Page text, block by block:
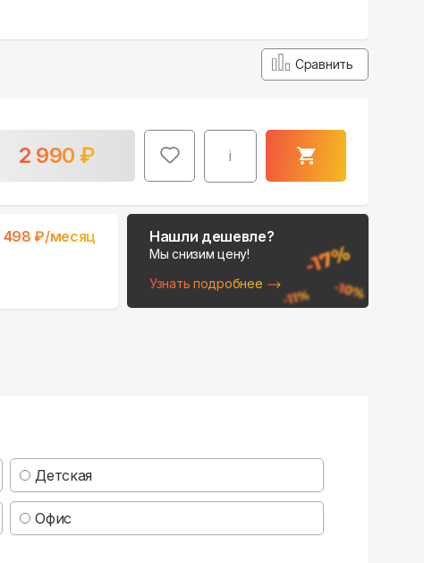
Сравнить
2 990 ₽ i
498 ₽/месяц Нашли дешевле?
Мы снизим цену!
Узнать подробнее
Детская
Офис